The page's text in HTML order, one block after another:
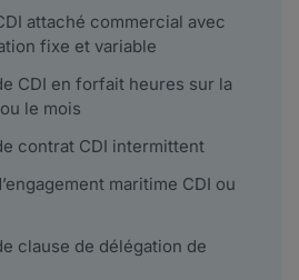
attaché commercial avec
fixe et variable
CDI en forfait heures sur la
le mois
contrat CDI intermittent
maritime CDI ou
clause de délégation de